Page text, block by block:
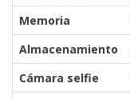
Memoria
Almacenamiento
Cámara selfie